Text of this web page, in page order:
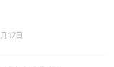
17日